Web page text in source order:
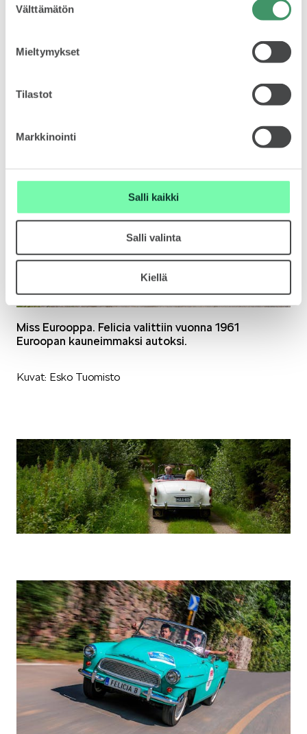
valinta
Välttämätön
Mieltymykset
Tilastot
Markkinointi
Salli kaikki
Salli valinta
Kiellä
KAROQ
KODIAQ
SUPERB
ELROQ
Kromi kiiltää. Pölykapseleiden detaljit henkivät
Miss Eurooppa. Felicia valittiin vuonna 1961
Euroopan kauneimmaksi autoksi.
Kuvat: Esko Tuomisto